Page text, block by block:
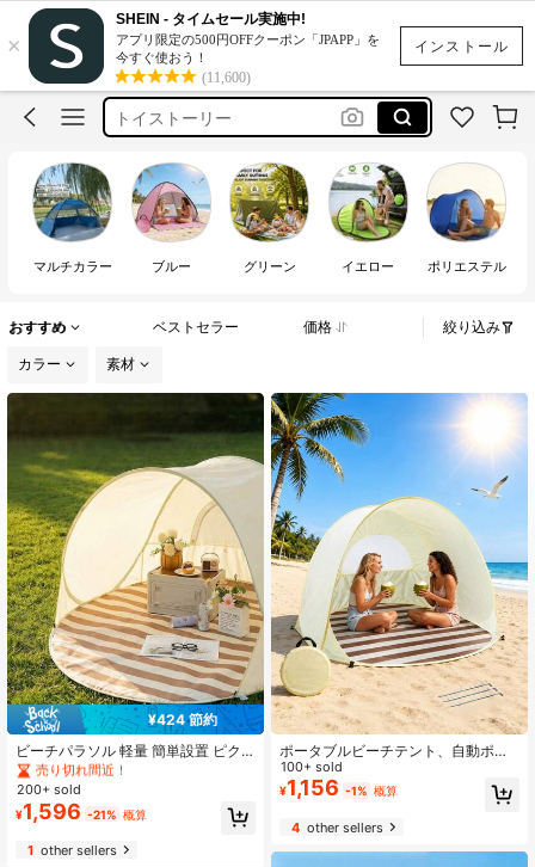
インストール
×
SHEIN - タイムセール実施中!
アプリ限定の500円OFFクーポン「JPAPP」を
今すぐ使おう！
(11,600)
収納ケース
ソファー
トイストーリー
うきわ
収納ケース
ソファー
マルチカラー ブルー グリーン イエロー ポリエステル
おすすめ ベストセラー 価格 絞り込み
カラー 素材
¥424 節約
ビーチパラソル 軽量 簡単設置 ピク
ニック用日よけ ボヘミアン調 ポータ
ブルビーチテント（オールインワン
組立不要） 夏のキャンプ・アウトド
アピクニック必需品 ビーチ・芝生・
ョンコア
#3 ベストセラー
に ポリエステル キャンプ用テント
売り切れ間近！
#3 ベストセラー
売り切れ間近！
#3 ベストセラー
売り切れ間近！
#3 ベストセラー
に ポリエステル キャンプ用テント
200+ sold
¥1,596 -21% 概算
1other sellers
ポータブルビーチテント、自動ポッ
プアップサンシェード、蚊帳付きト
ラベルテント、室内ベビープレイテ
ント、2秒クイックセットアップ、3
ーチ、ピクニック、公園、ホームレ
ジャー、夏休みに最適
100+ sold
¥1,156 -1% 概算
4other sellers